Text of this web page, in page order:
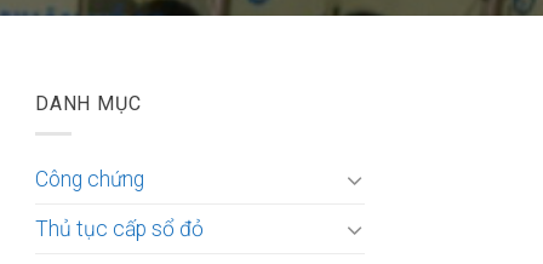
DANH MỤC
Công chứng
Thủ tục cấp sổ đỏ